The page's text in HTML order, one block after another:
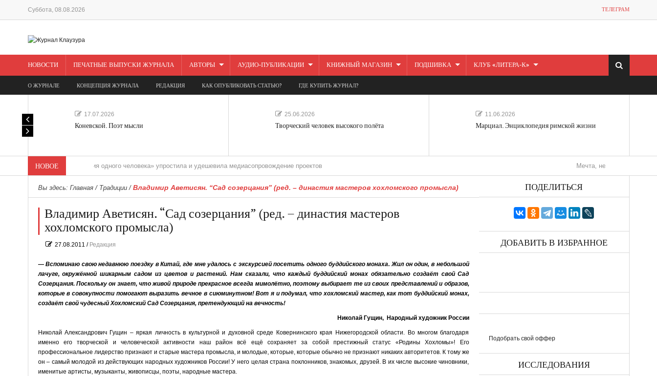
Суббота, 08.08.2026 ТЕЛЕГРАМ
НОВОСТИ ПЕЧАТНЫЕ ВЫПУСКИ ЖУРНАЛА АВТОРЫ АУДИО-ПУБЛИКАЦИИ КНИЖНЫЙ МАГАЗИН ПОДШИВКА КЛУБ «ЛИТЕРА-К»
О ЖУРНАЛЕ КОНЦЕПЦИЯ ЖУРНАЛА РЕДАКЦИЯ КАК ОПУБЛИКОВАТЬ СТАТЬЮ? ГДЕ КУПИТЬ ЖУРНАЛ?
17.07.2026
Коневской. Поэт мысли
25.06.2026
Творческий человек высокого полёта
11.06.2026
Марциал. Энциклопедия римской жизни
НОВОЕ
«Редакция одного человека» упростила и удешевила медиасопровождение проектов Мечта, не отдавайся! «Шведская
Вы здесь: Главная/ Традиции/ Владимир Аветисян. “Сад созерцания” (ред. – династия мастеров хохломского промысла)
Владимир Аветисян. “Сад созерцания” (ред. – династия мастеров
хохломского промысла)
27.08.2011 / Редакция
—Вспоминаю свою недавнюю поездку в Китай, где мне удалось с экскурсией посетить одного буддийского монаха.Жил он один, в небольшой
лачуге, окружённой шикарным садом из цветов и растений. Нам сказали, что каждый буддийский монах обязательно создаёт свой Сад
Созерцания. Поскольку он знает, что живой природе прекрасное всегда мимолётно, поэтому выбирает те из своих представлений и образов,
которые в совокупности помогают выразить вечное в сиюминутном! Вот я и подумал, что хохломский мастер, как тот буддийский монах,
создаёт свой чудесный Хохломский Сад Созерцания, претендующий на вечность!
Николай Гущин, Народный художник России
Николай Александрович Гущин – яркая личность в культурной и духовной среде Ковернинского края Нижегородской области. Во многом благодаря
именно его творческой и человеческой активности наш район всё ещё сохраняет за собой престижный статус «Родины Хохломы»! Его
профессиональное лидерство признают и старые мастера промысла, и молодые, которые, которые обычно не признают никаких авторитетов. К тому же
он – самый молодой из действующих народных художников России! У него целая страна поклонников, знакомых, друзей. В их числе высокие чиновники,
именитые артисты, музыканты, живописцы, поэты, народные мастера.
ПОДЕЛИТЬСЯ
ДОБАВИТЬ В ИЗБРАННОЕ
Подобрать свой оффер
ИССЛЕДОВАНИЯ